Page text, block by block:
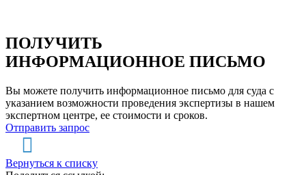
ПОЛУЧИТЬ
ИНФОРМАЦИОННОЕ ПИСЬМО
Вы можете получить информационное письмо для суда с
указанием возможности проведения экспертизы в нашем
экспертном центре, ее стоимости и сроков.
Отправить запрос
Вернуться к списку